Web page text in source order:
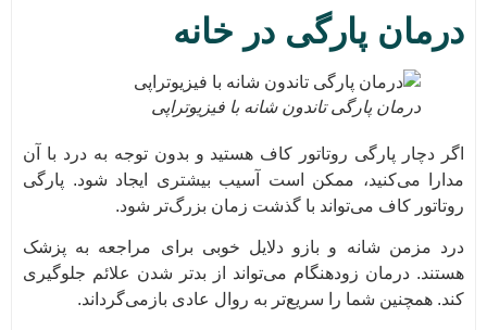
درمان پارگی در خانه
درمان پارگی تاندون شانه با فیزیوتراپی
اگر دچار پارگی روتاتور کاف هستید و بدون توجه به درد با آن
مدارا می‌کنید، ممکن است آسیب بیشتری ایجاد شود. پارگی
روتاتور کاف می‌تواند با گذشت زمان بزرگ‌تر شود.
درد مزمن شانه و بازو دلایل خوبی برای مراجعه به پزشک
هستند. درمان زودهنگام می‌تواند از بدتر شدن علائم جلوگیری
کند. همچنین شما را سریع‌تر به روال عادی بازمی‌گرداند.